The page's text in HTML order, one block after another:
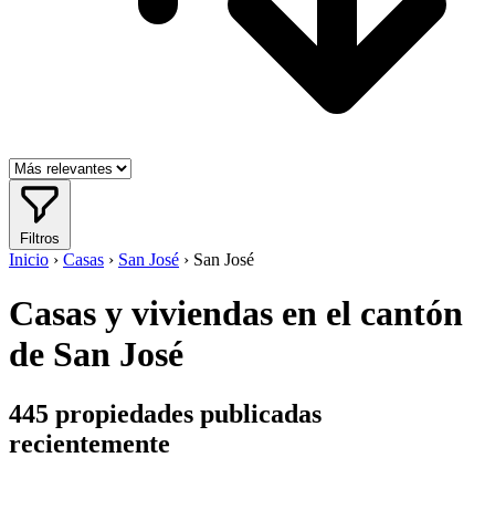
Filtros
Inicio › Casas › San José › San José
Casas y viviendas en el cantón
de San José
445 propiedades publicadas
recientemente